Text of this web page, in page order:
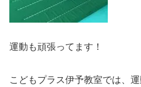
運動も頑張ってます！
こどもプラス伊予教室では、